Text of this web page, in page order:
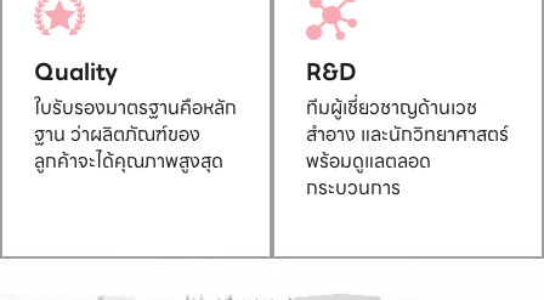
Quality
ใบรับรองมาตรฐานคือหลัก
ฐาน ว่าผลิตภัณฑ์ของ
ลูกค้าจะได้คุณภาพสูงสุด
R&D
ทีมผู้เชี่ยวชาญด้านเวช
สำอาง และนักวิทยาศาสตร์
พร้อมดูแลตลอด
กระบวนการ